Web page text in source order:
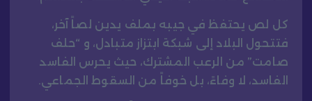
كل لص يحتفظ في جيبه بملف يدين لصاً آخر،
فتتحول البلاد إلى شبكة ابتزاز متبادل، و “حلف
صامت” من الرعب المشترك، حيث يحرس الفاسد
الفاسد، لا وفاءً، بل خوفاً من السقوط الجماعي.